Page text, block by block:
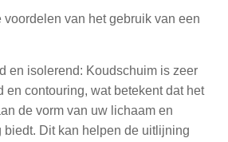
van het gebruik van een
en isolerend: Koudschuim is zeer
en contouring, wat betekent dat het
de vorm van uw lichaam en
biedt. Dit kan helpen de uitlijning